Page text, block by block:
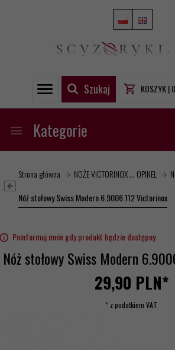
Szukaj KOSZYK |0
Kategorie
Strona główna NOŻE VICTORINOX ... OPINEL
Nóż stołowy Swiss Modern 6.9006.112 Victorinox
Poinformuj mnie gdy produkt będzie dostępny
Nóż stołowy Swiss Modern
29,90 PLN*
* z podatkiem VAT